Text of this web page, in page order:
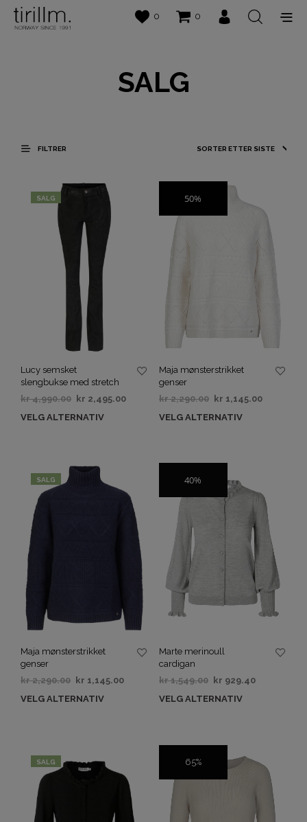
0 0
SALG
FILTRER
SALG
Lucy semsket
slengbukse med stretch
kr4,990.00 kr 2,495.00
VELG ALTERNATIV
50%
SALG
Maja mønsterstrikket
genser
kr2,290.00 kr 1,145.00
VELG ALTERNATIV
SALG
Maja mønsterstrikket
genser
kr2,290.00 kr 1,145.00
VELG ALTERNATIV
40%
SALG
Marte merinoull
cardigan
kr1,549.00 kr 929.40
VELG ALTERNATIV
SALG 65%
SALG